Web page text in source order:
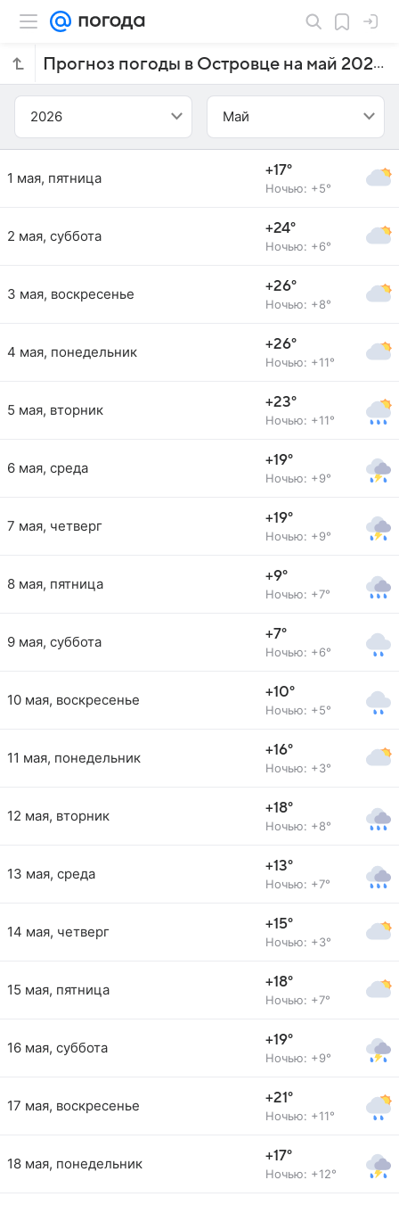
Прогноз погоды в Островце на май 2026 года
2026 Май
1 мая, пятница +17°
Ночью: +5°
2 мая, суббота +24°
Ночью: +6°
3 мая, воскресенье +26°
Ночью: +8°
4 мая, понедельник +26°
Ночью: +11°
5 мая, вторник +23°
Ночью: +11°
6 мая, среда +19°
Ночью: +9°
7 мая, четверг +19°
Ночью: +9°
8 мая, пятница +9°
Ночью: +7°
9 мая, суббота +7°
Ночью: +6°
10 мая, воскресенье +10°
Ночью: +5°
11 мая, понедельник +16°
Ночью: +3°
12 мая, вторник +18°
Ночью: +8°
13 мая, среда +13°
Ночью: +7°
14 мая, четверг +15°
Ночью: +3°
15 мая, пятница +18°
Ночью: +7°
16 мая, суббота +19°
Ночью: +9°
17 мая, воскресенье +21°
Ночью: +11°
18 мая, понедельник +17°
Ночью: +12°